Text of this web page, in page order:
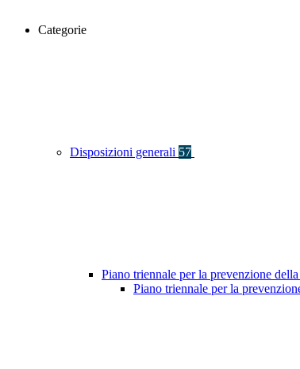
Categorie
Disposizioni generali 57
Piano triennale per la prevenzione
Piano triennale per la